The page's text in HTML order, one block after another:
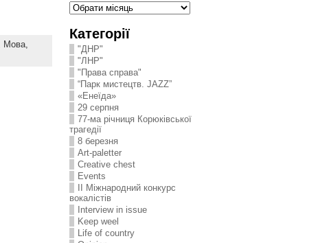
Мова,
Категорії
"ДНР"
"ЛНР"
"Права справа"
“Парк мистецтв. JAZZ”
«Енеїда»
29 серпня
77-ма річниця Корюківської
трагедії
8 березня
Art-paletter
Creative chest
Events
II Міжнародний конкурс
вокалістів
Interview in issue
Keep weel
Life of country